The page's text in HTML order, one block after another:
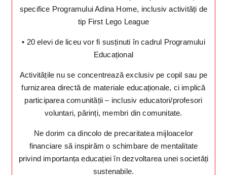
specifice Programului Adina Home, inclusiv activități de
tip First Lego League
• 20 elevi de liceu vor fi susținuti în cadrul Programului
Educațional
Activitățile nu se concentrează exclusiv pe copil sau pe
furnizarea directă de materiale educaționale, ci implică
participarea comunității – inclusiv educatori/profesori
voluntari, părinți, membri din comunitate.
Ne dorim ca dincolo de precaritatea mijloacelor
financiare să inspirăm o schimbare de mentalitate
privind importanța educației în dezvoltarea unei societăți
sustenabile.